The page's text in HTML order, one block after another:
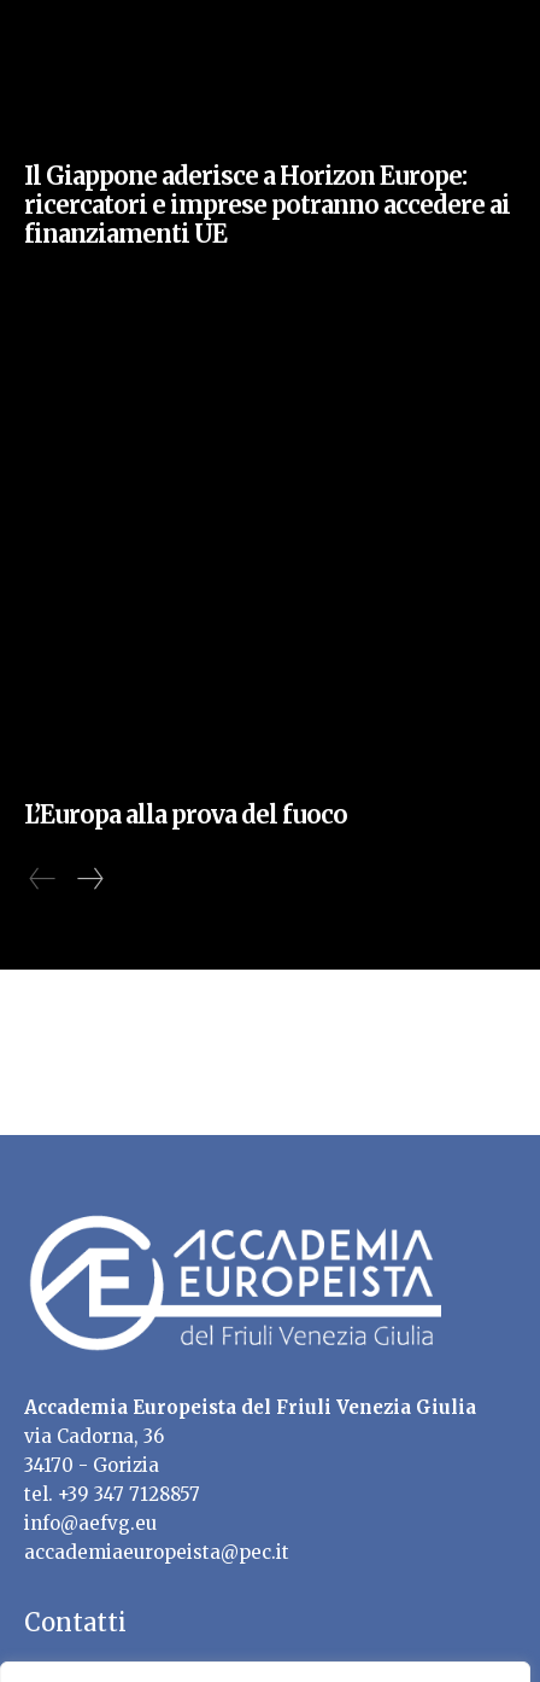
Il Giappone aderisce a Horizon Europe:
ricercatori e imprese potranno accedere ai
finanziamenti UE
L’Europa alla prova del fuoco
Accademia Europeista del Friuli Venezia Giulia
via Cadorna, 36
34170 - Gorizia
tel. +39 347 7128857
info@aefvg.eu
accademiaeuropeista@pec.it
Contatti